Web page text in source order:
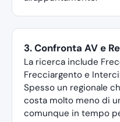
3. Confronta AV e
La ricerca include
Frecciargento e
Spesso un regionale
costa molto meno di
comunque in tempo